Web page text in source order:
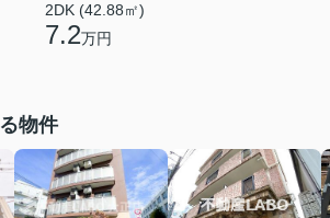
2DK (42.88㎡)
7.2万円
物件